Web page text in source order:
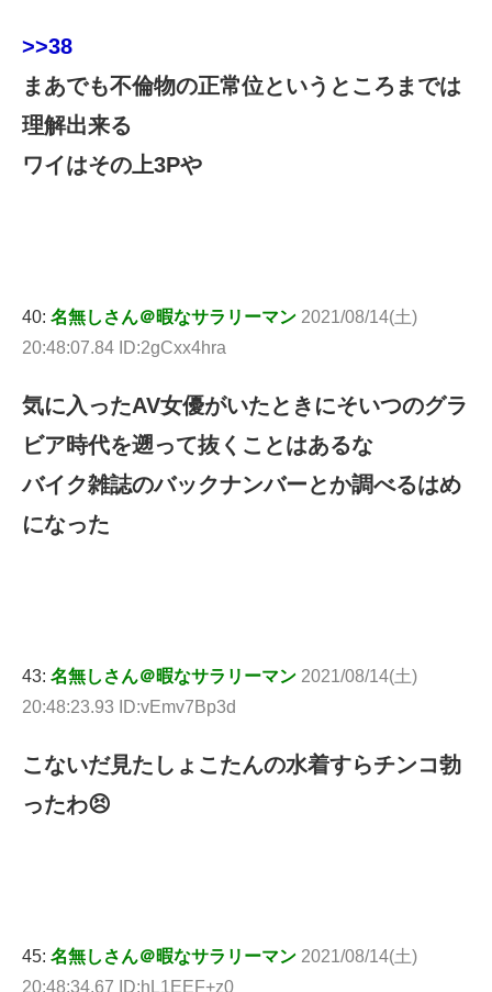
>>38
まあでも不倫物の正常位というところまでは
理解出来る
ワイはその上3Pや
40: 名無しさん＠暇なサラリーマン 2021/08/14(土)
20:48:07.84 ID:2gCxx4hra
気に入ったAV女優がいたときにそいつのグラ
ビア時代を遡って抜くことはあるな
バイク雑誌のバックナンバーとか調べるはめ
になった
43: 名無しさん＠暇なサラリーマン 2021/08/14(土)
20:48:23.93 ID:vEmv7Bp3d
こないだ見たしょこたんの水着すらチンコ勃
ったわ😣
45: 名無しさん＠暇なサラリーマン 2021/08/14(土)
20:48:34.67 ID:hL1EEF+z0